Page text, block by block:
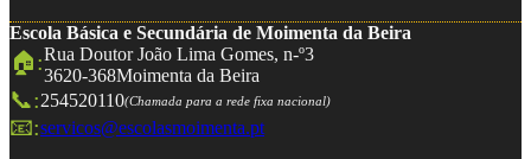
Escola Básica e Secundária de Moimenta da Beira
🏠:Rua Doutor João Lima Gomes, n-º3
3620-368Moimenta da Beira
📞:254520110(Chamada para a rede fixa nacional)
📧:servicos@escolasmoimenta.pt